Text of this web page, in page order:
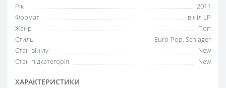
Рік
2011
Формат
вініл LP
Жанр
Поп
Стиль
Euro-Pop, Schlager
Стан вінілу
New
Стан підкатегорія
New
ХАРАКТЕРИСТИКИ